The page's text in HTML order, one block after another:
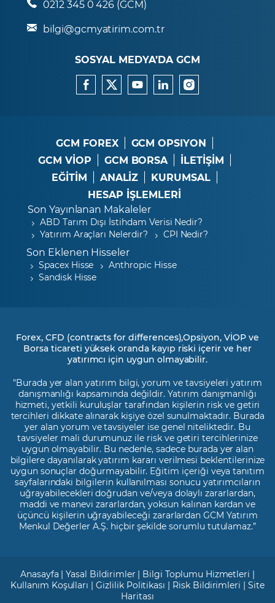
0212 345 0 426 (GCM)
bilgi@gcmyatirim.com.tr
SOSYAL MEDYA’DA GCM
GCM FOREX
GCM OPSIYON
GCM VİOP
GCM BORSA
İLETİŞİM
EĞİTİM
ANALİZ
KURUMSAL
HESAP İŞLEMLERİ
Son Yayınlanan Makaleler
ABD Tarım Dışı İstihdam Verisi Nedir?
Yatırım Araçları Nelerdir?
CPI Nedir?
Son Eklenen Hisseler
Spacex Hisse
Anthropic Hisse
Sandisk Hisse
Forex, CFD (contracts for differences),Opsiyon, VİOP ve
Borsa ticareti yüksek oranda kayıp riski içerir ve her
yatırımcı için uygun olmayabilir.
"Burada yer alan yatırım bilgi, yorum ve tavsiyeleri yatırım
danışmanlığı kapsamında değildir. Yatırım danışmanlığı
hizmeti, yetkili kuruluşlar tarafından kişilerin risk ve getiri
tercihleri dikkate alınarak kişiye özel sunulmaktadır. Burada
yer alan yorum ve tavsiyeler ise genel niteliktedir. Bu
tavsiyeler mali durumunuz ile risk ve getiri tercihlerinize
uygun olmayabilir. Bu nedenle, sadece burada yer alan
bilgilere dayanılarak yatırım kararı verilmesi beklentilerinize
uygun sonuçlar doğurmayabilir. Eğitim içeriği veya tanıtım
sayfalarındaki bilgilerin kullanılması sonucu yatırımcıların
uğrayabilecekleri doğrudan ve/veya dolaylı zararlardan,
maddi ve manevi zararlardan, yoksun kalınan kardan ve
üçüncü kişilerin uğrayabileceği zararlardan GCM Yatırım
Menkul Değerler A.Ş. hiçbir şekilde sorumlu tutulamaz.”
Anasayfa |Yasal Bildirimler | Bilgi Toplumu Hizmetleri |
Kullanım Koşulları |Gizlilik Politikası | Risk Bildirimleri |Site
Haritası